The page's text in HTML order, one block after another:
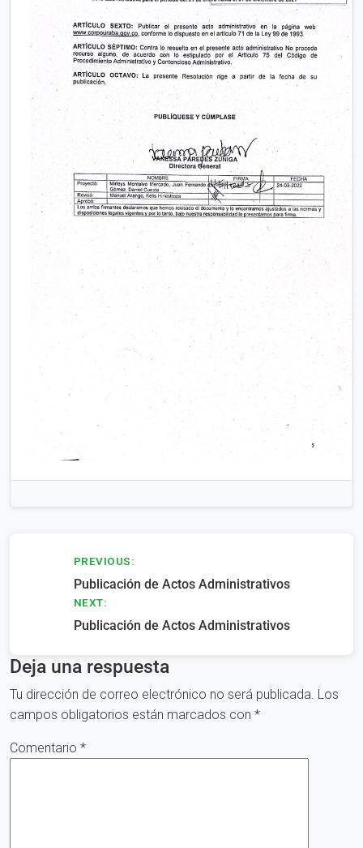
Navegación
entradas
PREVIOUS:
Publicación de Actos Administrativos
NEXT:
Publicación de Actos Administrativos
Deja una respuesta
Tu dirección de correo electrónico no será publicada. Los
campos obligatorios están marcados con *
Comentario *